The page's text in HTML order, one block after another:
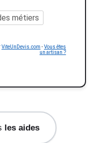
métiers
ViteUnDevis.com -Vous êtes
un artisan ?
les aides